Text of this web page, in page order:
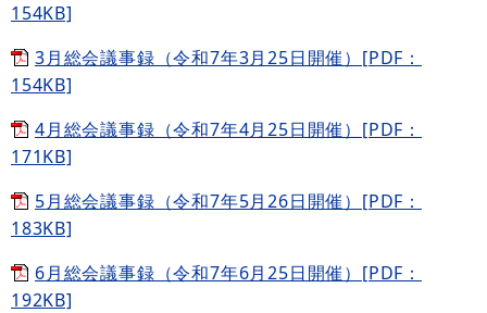
154KB]
3月総会議事録（令和7年3月25日開催）[PDF：
154KB]
4月総会議事録（令和7年4月25日開催）[PDF：
171KB]
5月総会議事録（令和7年5月26日開催）[PDF：
183KB]
6月総会議事録（令和7年6月25日開催）[PDF：
192KB]